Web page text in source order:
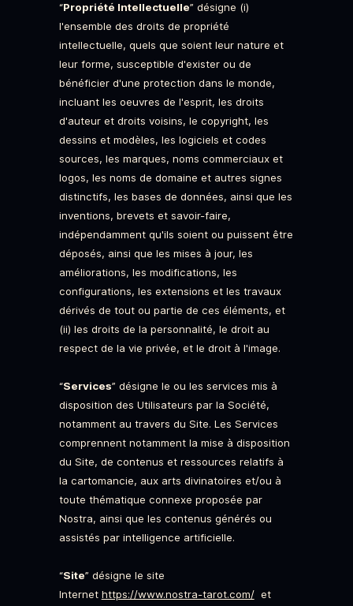
“Propriété Intellectuelle” désigne (i)
l'ensemble des droits de propriété
intellectuelle, quels que soient leur nature et
leur forme, susceptible d'exister ou de
bénéficier d'une protection dans le monde,
incluant les oeuvres de l'esprit, les droits
d'auteur et droits voisins, le copyright, les
dessins et modèles, les logiciels et codes
sources, les marques, noms commerciaux et
logos, les noms de domaine et autres signes
distinctifs, les bases de données, ainsi que les
inventions, brevets et savoir-faire,
indépendamment qu'ils soient ou puissent être
déposés, ainsi que les mises à jour, les
améliorations, les modifications, les
configurations, les extensions et les travaux
dérivés de tout ou partie de ces éléments, et
(ii) les droits de la personnalité, le droit au
respect de la vie privée, et le droit à l'image.
“Services” désigne le ou les services mis à
disposition des Utilisateurs par la Société,
notamment au travers du Site. Les Services
comprennent notamment la mise à disposition
du Site, de contenus et ressources relatifs à
la cartomancie, aux arts divinatoires et/ou à
toute thématique connexe proposée par
Nostra, ainsi que les contenus générés ou
assistés par intelligence artificielle.
“Site” désigne le site
Internet https://www.nostra-tarot.com/et